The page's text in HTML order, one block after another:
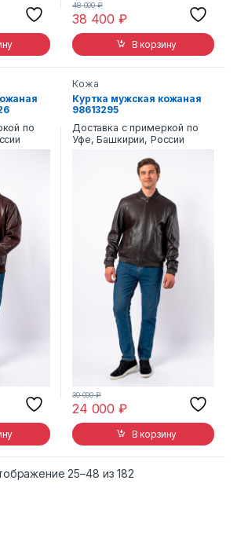
38 400₽
48 000₽
В корзину
по
Кожа
Куртка мужская кожаная
98613295
Доставка с примеркой по
Уфе, Башкирии, России
24 000₽
30 000₽
В корзину
25–48 из 182Сортировка: